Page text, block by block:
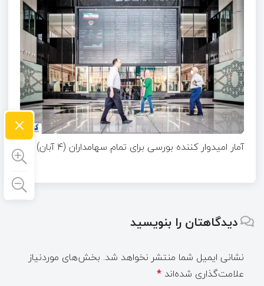
آمار امیدوار کننده بورسی برای تمام سهامداران (۴ آبان)
دیدگاهتان را بنویسید
نشانی ایمیل شما منتشر نخواهد شد. بخش‌های موردنیاز
علامت‌گذاری شده‌اند *
×